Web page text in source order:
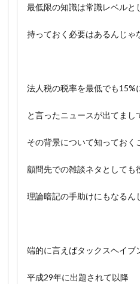
最低限の知識は常識レベルと
持っておく必要はあるんじゃ
法人税の税率を最低でも15%
と言ったニュースが出てまし
その背景について知っておく
顧問先での雑談ネタとしても
理論暗記の手助けにもなるん
端的に言えばタックスヘイブ
平成29年に出題されて以降